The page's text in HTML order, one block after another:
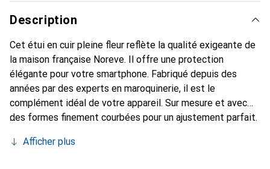
Description
Cet étui en cuir pleine fleur reflète la qualité exigeante de
la maison française Noreve. Il offre une protection
élégante pour votre smartphone. Fabriqué depuis des
années par des experts en maroquinerie, il est le
complément idéal de votre appareil. Sur mesure et avec
des formes finement courbées pour un ajustement parfait.
smartphone. La marque Noreve est reconnue
Afficher plus